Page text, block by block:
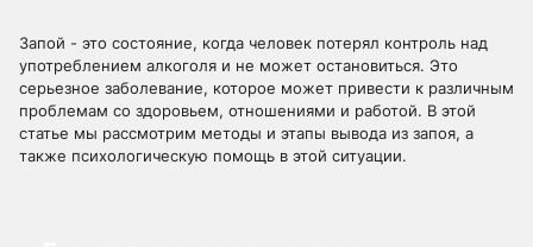
Запой - это состояние, когда человек потерял контроль над
употреблением алкоголя и не может остановиться. Это
серьезное заболевание, которое может привести к различным
проблемам со здоровьем, отношениями и работой. В этой
статье мы рассмотрим методы и этапы вывода из запоя, а
также психологическую помощь в этой ситуации.